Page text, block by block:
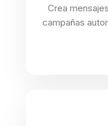
Crea
campañas